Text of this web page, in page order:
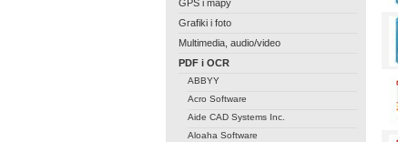
GPS i mapy
Grafiki i foto
Multimedia, audio/video
PDF i OCR
ABBYY
Acro Software
Aide CAD Systems Inc.
Aloaha Software